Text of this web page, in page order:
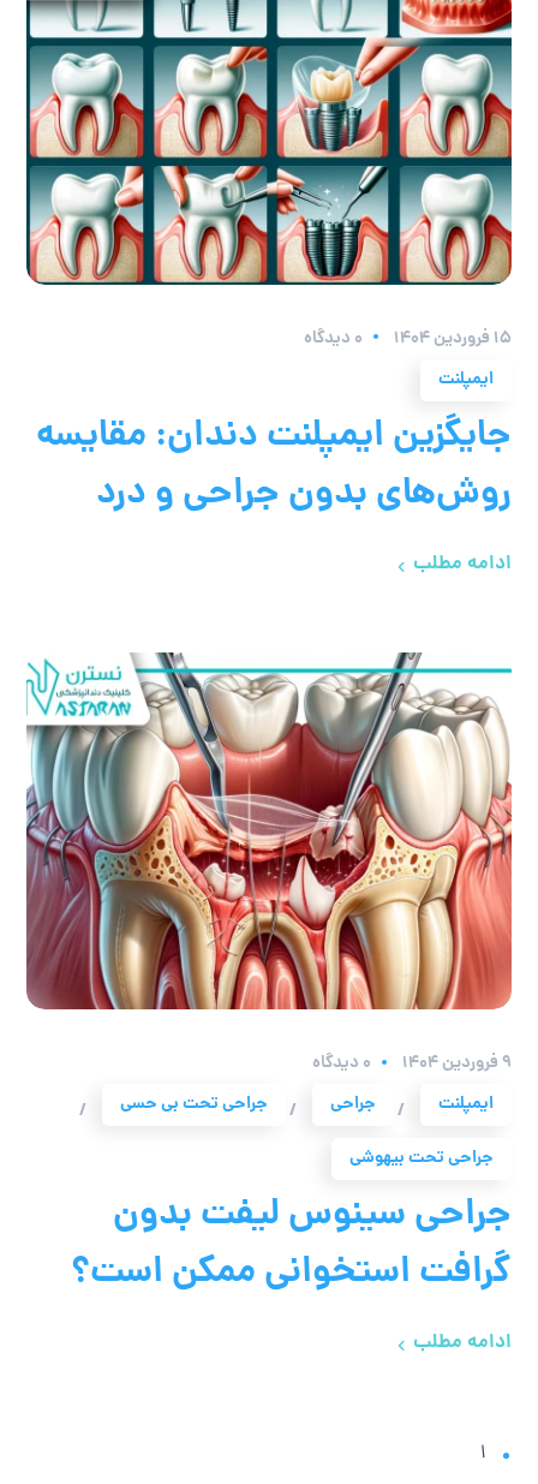
۱۵ فروردین ۱۴۰۴
0 دیدگاه
ایمپلنت
جایگزین ایمپلنت دندان: مقایسه
روش‌های بدون جراحی و درد
ادامه مطلب
۹ فروردین ۱۴۰۴
0 دیدگاه
ایمپلنت
/ جراحی / جراحی تحت بی حسی
/
جراحی تحت بیهوشی
جراحی سینوس لیفت بدون
گرافت استخوانی ممکن است؟
ادامه مطلب
1